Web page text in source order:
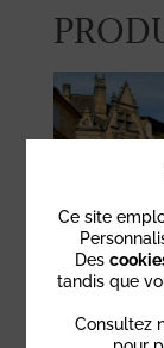
Ce site
Des
tandis que
Consultez